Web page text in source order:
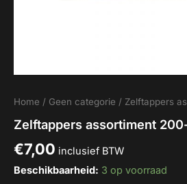
Home / Geen categorie / Zelftappers
Zelftappers assortiment
€7,00 inclusief BTW
Beschikbaarheid: 3 op voorraad